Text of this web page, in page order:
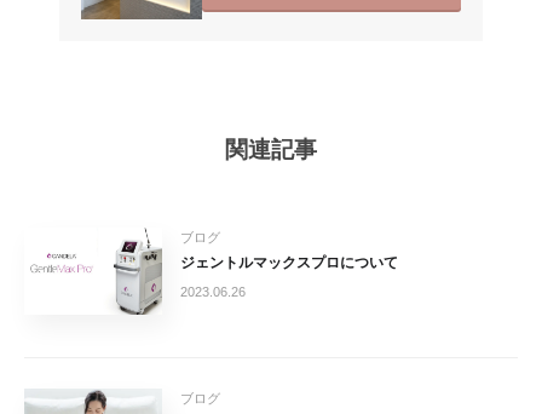
関連記事
ブログ
ジェントルマックスプロについて
2023.06.26
ブログ